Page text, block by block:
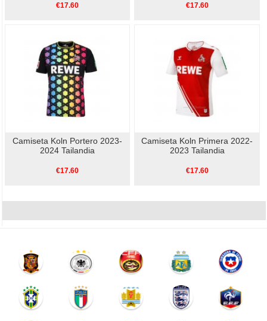
€17.60 €17.60
Camiseta Koln Portero 2023-
2024 Tailandia
€17.60
Camiseta Koln Primera 2022-
2023 Tailandia
€17.60